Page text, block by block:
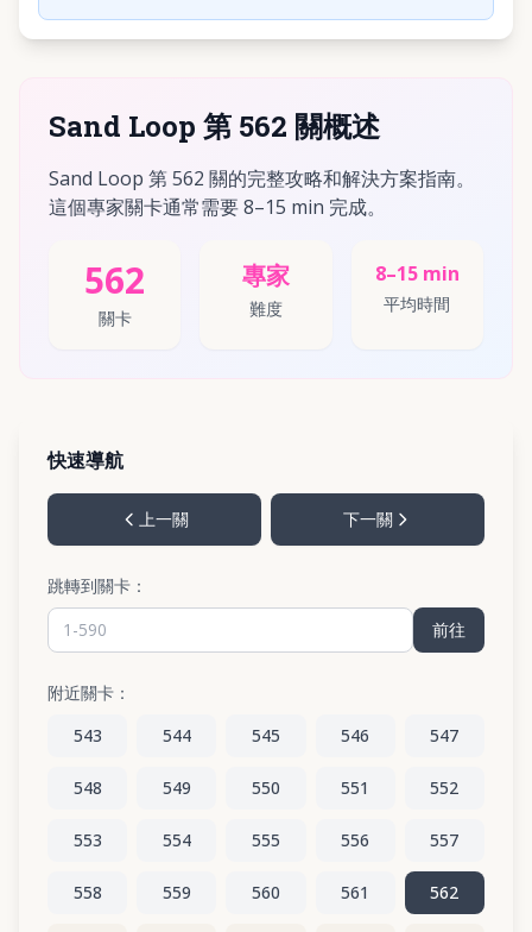
Sand Loop 第 562 關概述
Sand Loop 第 562 關的完整攻略和解決方案指南。
這個專家關卡通常需要 8–15 min 完成。
562
關卡
專家
難度
8–15 min
平均時間
快速導航
上一關 下一關
跳轉到關卡：
前往
附近關卡：
543
544 545 546 547
548 549 550 551 552
553 554 555 556 557
558 559 560 561 562